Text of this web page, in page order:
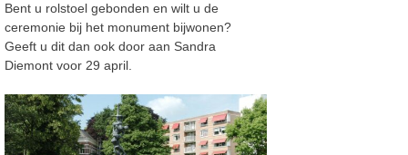
Bent u rolstoel gebonden en wilt u de
ceremonie bij het monument bijwonen?
Geeft u dit dan ook door aan Sandra
Diemont voor 29 april.